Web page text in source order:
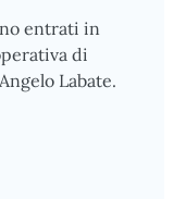
entrati in
di
Labate.